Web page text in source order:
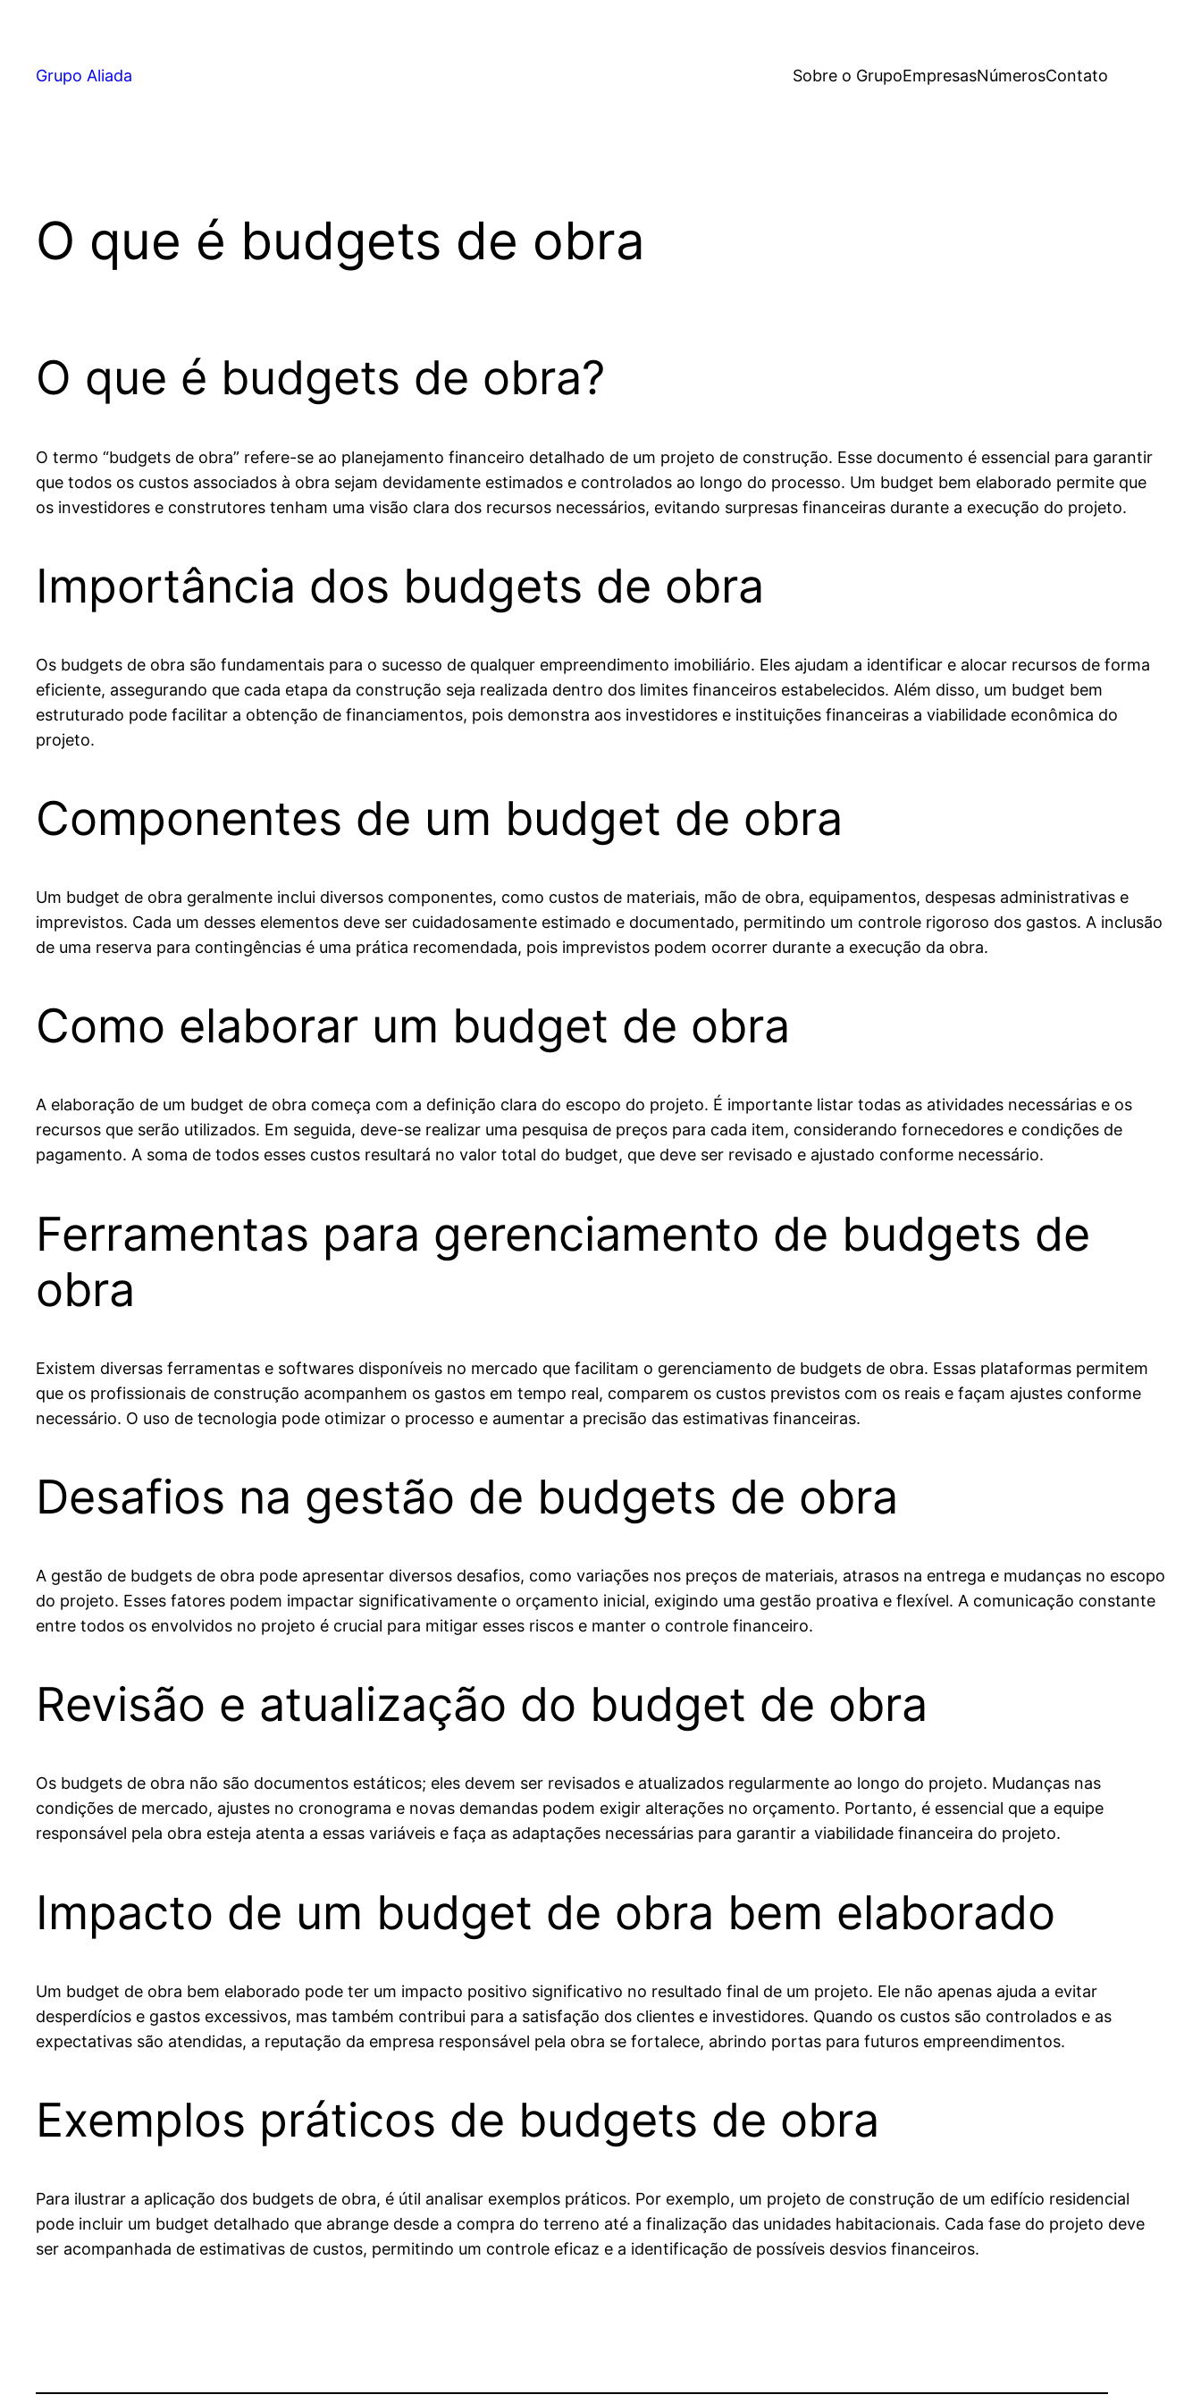
Grupo Aliada Sobre o GrupoEmpresasNúmerosContato
O que é budgets de obra
O que é budgets de obra?
O termo “budgets de obra” refere-se ao planejamento financeiro detalhado de um projeto de construção. Esse documento é essencial para garantir
que todos os custos associados à obra sejam devidamente estimados e controlados ao longo do processo. Um budget bem elaborado permite que
os investidores e construtores tenham uma visão clara dos recursos necessários, evitando surpresas financeiras durante a execução do projeto.
Importância dos budgets de obra
Os budgets de obra são fundamentais para o sucesso de qualquer empreendimento imobiliário. Eles ajudam a identificar e alocar recursos de forma
eficiente, assegurando que cada etapa da construção seja realizada dentro dos limites financeiros estabelecidos. Além disso, um budget bem
estruturado pode facilitar a obtenção de financiamentos, pois demonstra aos investidores e instituições financeiras a viabilidade econômica do
projeto.
Componentes de um budget de obra
Um budget de obra geralmente inclui diversos componentes, como custos de materiais, mão de obra, equipamentos, despesas administrativas e
imprevistos. Cada um desses elementos deve ser cuidadosamente estimado e documentado, permitindo um controle rigoroso dos gastos. A inclusão
de uma reserva para contingências é uma prática recomendada, pois imprevistos podem ocorrer durante a execução da obra.
Como elaborar um budget de obra
A elaboração de um budget de obra começa com a definição clara do escopo do projeto. É importante listar todas as atividades necessárias e os
recursos que serão utilizados. Em seguida, deve-se realizar uma pesquisa de preços para cada item, considerando fornecedores e condições de
pagamento. A soma de todos esses custos resultará no valor total do budget, que deve ser revisado e ajustado conforme necessário.
Ferramentas para gerenciamento de budgets de
obra
Existem diversas ferramentas e softwares disponíveis no mercado que facilitam o gerenciamento de budgets de obra. Essas plataformas permitem
que os profissionais de construção acompanhem os gastos em tempo real, comparem os custos previstos com os reais e façam ajustes conforme
necessário. O uso de tecnologia pode otimizar o processo e aumentar a precisão das estimativas financeiras.
Desafios na gestão de budgets de obra
A gestão de budgets de obra pode apresentar diversos desafios, como variações nos preços de materiais, atrasos na entrega e mudanças no escopo
do projeto. Esses fatores podem impactar significativamente o orçamento inicial, exigindo uma gestão proativa e flexível. A comunicação constante
entre todos os envolvidos no projeto é crucial para mitigar esses riscos e manter o controle financeiro.
Revisão e atualização do budget de obra
Os budgets de obra não são documentos estáticos; eles devem ser revisados e atualizados regularmente ao longo do projeto. Mudanças nas
condições de mercado, ajustes no cronograma e novas demandas podem exigir alterações no orçamento. Portanto, é essencial que a equipe
responsável pela obra esteja atenta a essas variáveis e faça as adaptações necessárias para garantir a viabilidade financeira do projeto.
Impacto de um budget de obra bem elaborado
Um budget de obra bem elaborado pode ter um impacto positivo significativo no resultado final de um projeto. Ele não apenas ajuda a evitar
desperdícios e gastos excessivos, mas também contribui para a satisfação dos clientes e investidores. Quando os custos são controlados e as
expectativas são atendidas, a reputação da empresa responsável pela obra se fortalece, abrindo portas para futuros empreendimentos.
Exemplos práticos de budgets de obra
Para ilustrar a aplicação dos budgets de obra, é útil analisar exemplos práticos. Por exemplo, um projeto de construção de um edifício residencial
pode incluir um budget detalhado que abrange desde a compra do terreno até a finalização das unidades habitacionais. Cada fase do projeto deve
ser acompanhada de estimativas de custos, permitindo um controle eficaz e a identificação de possíveis desvios financeiros.